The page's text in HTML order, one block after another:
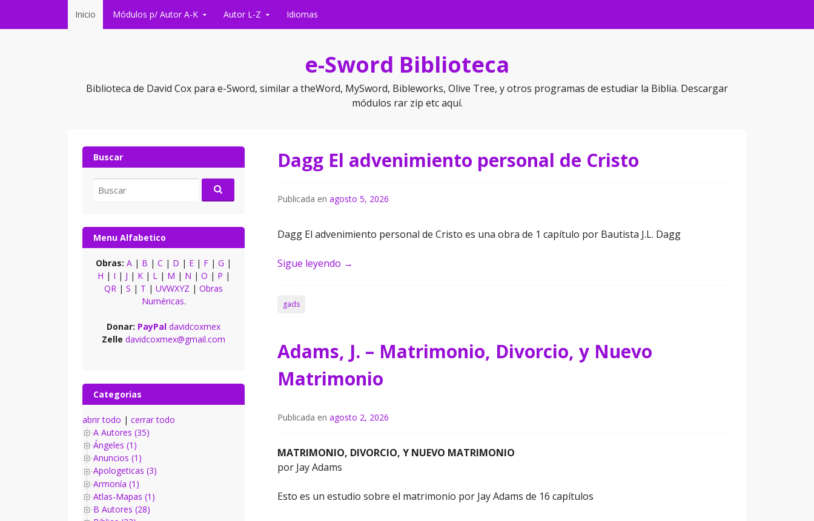
Inicio Módulos p/ Autor A-K Autor L-Z Idiomas
e-Sword Biblioteca
Biblioteca de David Cox para e-Sword, similar a theWord, MySword, Bibleworks, Olive Tree, y otros programas de estudiar la Biblia. Descargar
módulos rar zip etc aquí.
Dagg El advenimiento personal de Cristo
Publicada en agosto 5, 2026
Dagg El advenimiento personal de Cristo es una obra de 1 capítulo por Bautista J.L. Dagg
Sigue leyendo →
gads
Adams, J. – Matrimonio, Divorcio, y Nuevo
Matrimonio
Publicada en agosto 2, 2026
MATRIMONIO, DIVORCIO, Y NUEVO MATRIMONIO
por Jay Adams
Esto es un estudio sobre el matrimonio por Jay Adams de 16 capítulos
Buscar
por:
Menu Alfabetico
Obras: A | B | C | D | E | F | G |
H | I | J | K| L | M | N | O | P |
QR | S | T | UVWXYZ | Obras
Numéricas.
Donar: PayPal davidcoxmex
Zelle davidcoxmex@gmail.com
Categorias
abrir todo | cerrar todo
A Autores (35)
Ángeles (1)
Anuncios (1)
Apologeticas (3)
Armonía (1)
Atlas-Mapas (1)
B Autores (28)